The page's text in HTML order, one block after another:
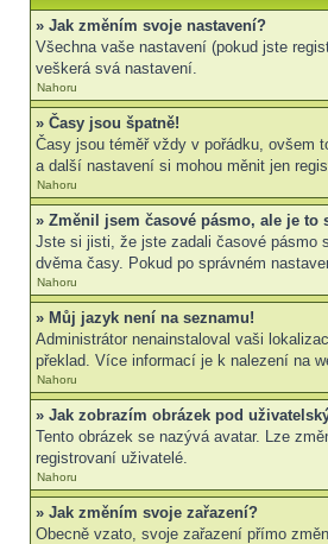
» Jak změním svoje nastavení?
Všechna vaše nastavení (pokud jste
veškerá svá nastavení.
Nahoru
» Časy jsou špatně!
Časy jsou téměř vždy v pořádku, ovšem
a další nastavení si mohou měnit jen
Nahoru
» Změnil jsem časové pásmo, ale je to
Jste si jisti, že jste zadali časové pásmo
dvěma časy. Pokud po správném
Nahoru
» Můj jazyk není na seznamu!
Administrátor nenainstaloval vaši
překlad. Více informací je k nalezení na
Nahoru
» Jak zobrazím obrázek pod
Tento obrázek se nazývá avatar. Lze
registrovaní uživatelé.
Nahoru
» Jak změním svoje zařazení?
Obecně vzato, svoje zařazení přímo